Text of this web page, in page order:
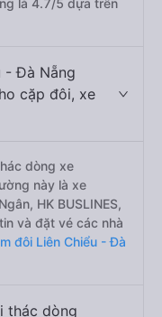
là 4.7/5 dựa trên
- Đà Nẵng
cặp đôi, xe
dòng xe
này là xe
HK BUSLINES,
và đặt vé các nhà
đôi Liên Chiểu - Đà
thác dòng